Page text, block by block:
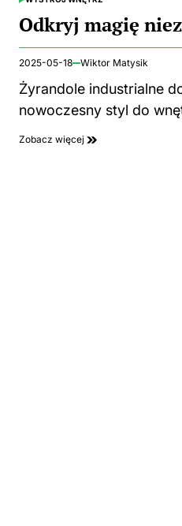
POSTED
Odkryj magię
2025-05-18 Wiktor Matysik
Żyrandole industrialne
nowoczesny styl do
Zobacz więcej